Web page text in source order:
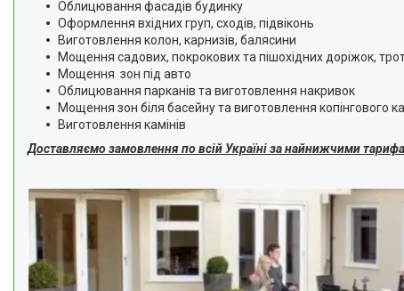
Облицювання фасадів будинку
Оформлення вхідних груп, сходів, підвіконь
Виготовлення колон, карнизів, балясини
Мощення садових, покрокових та пішохідних доріжок,
Мощення зон під авто
Облицювання парканів та виготовлення накривок
Мощення зон біля басейну та виготовлення копінгового
Виготовлення камінів
Доставляємо замовлення по всій Україні за найнижчими